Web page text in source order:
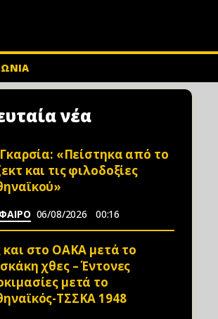
νέα
«Πείστηκα από το
και τις φιλοδοξίες
06/08/2026 00:16
και στο ΟΑΚΑ μετά το
χθες – Έντονες
μετά το
ΤΣΣΚΑ 1948